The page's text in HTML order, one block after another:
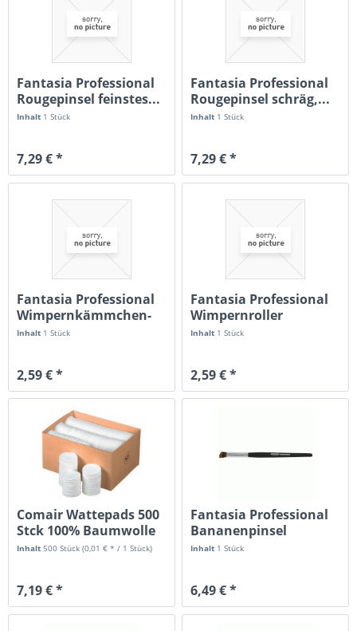
Fantasia Professional
Rougepinsel feinstes...
Inhalt 1 Stück
7,29 € *
Fantasia Professional
Rougepinsel schräg,...
Inhalt 1 Stück
7,29 € *
Fantasia Professional
Wimpernkämmchen-
und...
Inhalt 1 Stück
2,59 € *
Fantasia Professional
Wimpernroller
Inhalt 1 Stück
2,59 € *
Comair Wattepads 500
Stck 100% Baumwolle
Inhalt500 Stück(0,01 € * / 1 Stück)
7,19 € *
Fantasia Professional
Bananenpinsel
schräg,rund...
Inhalt 1 Stück
6,49 € *